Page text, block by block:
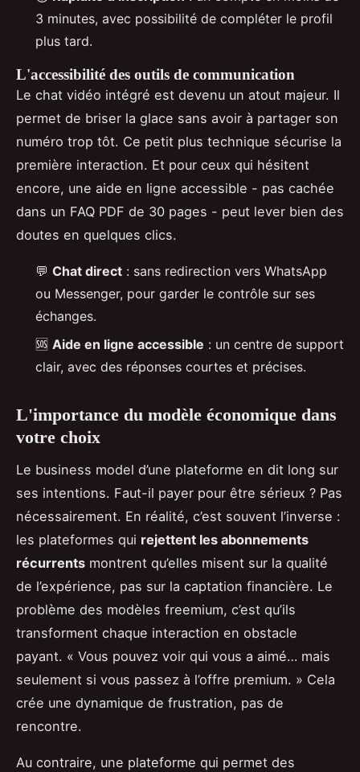
3 minutes, avec possibilité de compléter le profil
plus tard.
L'accessibilité des outils de communication
Le chat vidéo intégré est devenu un atout majeur. Il
permet de briser la glace sans avoir à partager son
numéro trop tôt. Ce petit plus technique sécurise la
première interaction. Et pour ceux qui hésitent
encore, une aide en ligne accessible - pas cachée
dans un FAQ PDF de 30 pages - peut lever bien des
doutes en quelques clics.
💬 Chat direct : sans redirection vers WhatsApp
ou Messenger, pour garder le contrôle sur ses
échanges.
🆘 Aide en ligne accessible : un centre de support
clair, avec des réponses courtes et précises.
L'importance du modèle économique dans
votre choix
Le business model d’une plateforme en dit long sur
ses intentions. Faut-il payer pour être sérieux ? Pas
nécessairement. En réalité, c’est souvent l’inverse :
les plateformes qui rejettent les abonnements
récurrents montrent qu’elles misent sur la qualité
de l’expérience, pas sur la captation financière. Le
problème des modèles freemium, c’est qu’ils
transforment chaque interaction en obstacle
payant. « Vous pouvez voir qui vous a aimé… mais
seulement si vous passez à l’offre premium. » Cela
crée une dynamique de frustration, pas de
rencontre.
Au contraire, une plateforme qui permet des